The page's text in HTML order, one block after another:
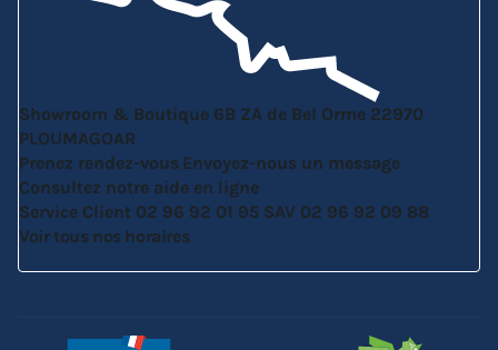
Showroom & Boutique 6B ZA de Bel Orme 22970
PLOUMAGOAR
Prenez rendez-vous Envoyez-nous un message
Consultez notre aide en ligne
Service Client 02 96 92 01 95 SAV 02 96 92 09 88
Voir tous nos horaires